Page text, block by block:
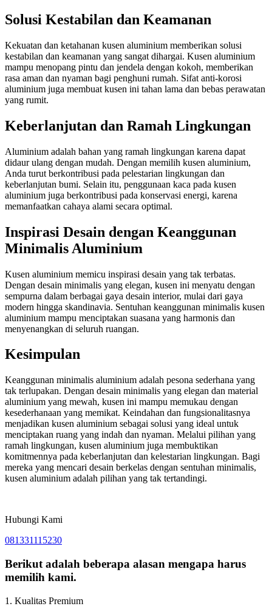
Solusi Kestabilan dan Keamanan
Kekuatan dan ketahanan kusen aluminium memberikan solusi
kestabilan dan keamanan yang sangat dihargai. Kusen aluminium
mampu menopang pintu dan jendela dengan kokoh, memberikan
rasa aman dan nyaman bagi penghuni rumah. Sifat anti-korosi
aluminium juga membuat kusen ini tahan lama dan bebas perawatan
yang rumit.
Keberlanjutan dan Ramah Lingkungan
Aluminium adalah bahan yang ramah lingkungan karena dapat
didaur ulang dengan mudah. Dengan memilih kusen aluminium,
Anda turut berkontribusi pada pelestarian lingkungan dan
keberlanjutan bumi. Selain itu, penggunaan kaca pada kusen
aluminium juga berkontribusi pada konservasi energi, karena
memanfaatkan cahaya alami secara optimal.
Inspirasi Desain dengan Keanggunan
Minimalis Aluminium
Kusen aluminium memicu inspirasi desain yang tak terbatas.
Dengan desain minimalis yang elegan, kusen ini menyatu dengan
sempurna dalam berbagai gaya desain interior, mulai dari gaya
modern hingga skandinavia. Sentuhan keanggunan minimalis kusen
aluminium mampu menciptakan suasana yang harmonis dan
menyenangkan di seluruh ruangan.
Kesimpulan
Keanggunan minimalis aluminium adalah pesona sederhana yang
tak terlupakan. Dengan desain minimalis yang elegan dan material
aluminium yang mewah, kusen ini mampu memukau dengan
kesederhanaan yang memikat. Keindahan dan fungsionalitasnya
menjadikan kusen aluminium sebagai solusi yang ideal untuk
menciptakan ruang yang indah dan nyaman. Melalui pilihan yang
ramah lingkungan, kusen aluminium juga membuktikan
komitmennya pada keberlanjutan dan kelestarian lingkungan. Bagi
mereka yang mencari desain berkelas dengan sentuhan minimalis,
kusen aluminium adalah pilihan yang tak tertandingi.
Hubungi Kami
081331115230
Berikut adalah beberapa alasan mengapa harus
memilih kami.
1. Kualitas Premium